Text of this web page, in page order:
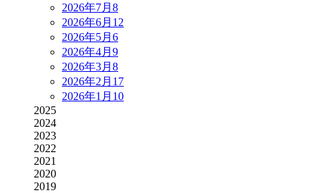
2026年7月 8
2026年6月 12
2026年5月 6
2026年4月 9
2026年3月 8
2026年2月 17
2026年1月 10
2025
2024
2023
2022
2021
2020
2019